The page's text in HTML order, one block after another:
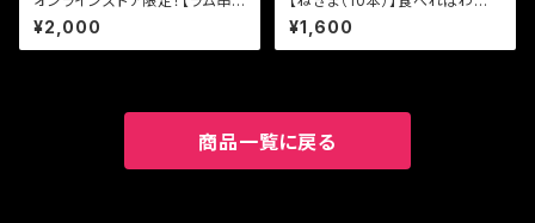
（10本）】食べればわかる！ 94団
のこだわり焼き鳥
¥2,000
る！ 94団のこだわり焼き鳥
¥1,600
商品一覧に戻る